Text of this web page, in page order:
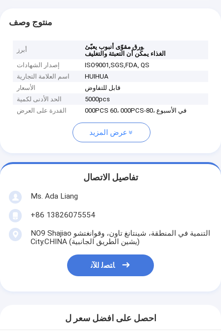
منتوج وصف
أبرز ورق مقوّى أنبوب يعبّئ,
الغذاء يمكن أن التعبئة والتغليف
إصدار الشهادات
ISO9001,SGS,FDA, QS
اسم العلامة التجارية
HUIHUA
الأسعار
قابل للتفاوض
الحد الأدنى لكمية
5000pcs
القدرة على العرض
000PCS 60، 000PCS-80، في الأسبوع
عرض المزيد
تفاصيل الاتصال
Ms. Ada Liang
+86 13826075554
NO9 Shajiao التنمية في المنطقة، شينتانغ تاون، وقوانغتشو
City.CHINA (يشين الطريق الجانبية)
ﺎﺘﺼﻟ ﺍﻶﻧ
احصل على افضل سعر ل